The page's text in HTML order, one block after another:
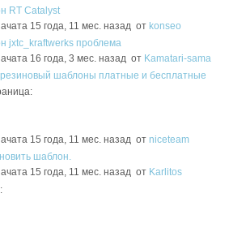
RT Catalyst
15 года, 11 мес. назад от konseo
jxtc_kraftwerks проблема
16 года, 3 мес. назад от Kamatari-sama
шаблоны платные и бесплатные
15 года, 11 мес. назад от niceteam
шаблон.
15 года, 11 мес. назад от Karlitos